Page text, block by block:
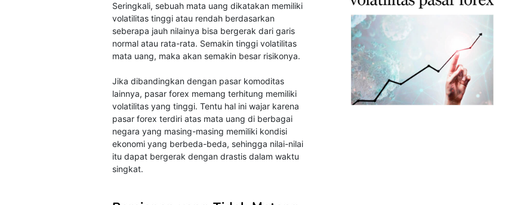
Seringkali, sebuah mata uang dikatakan memiliki
volatilitas tinggi atau rendah berdasarkan
seberapa jauh nilainya bisa bergerak dari garis
normal atau rata-rata. Semakin tinggi volatilitas
mata uang, maka akan semakin besar risikonya.
Jika dibandingkan dengan pasar komoditas
lainnya, pasar forex memang terhitung memiliki
volatilitas yang tinggi. Tentu hal ini wajar karena
pasar forex terdiri atas mata uang di berbagai
negara yang masing-masing memiliki kondisi
ekonomi yang berbeda-beda, sehingga nilai-nilai
itu dapat bergerak dengan drastis dalam waktu
singkat.